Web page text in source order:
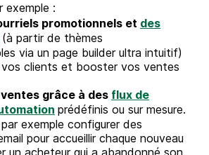
exemple :
promotionnels et des
(à partir de thèmes
via un page builder ultra intuitif)
vos clients et booster vos ventes
grâce à des flux de
prédéfinis ou sur mesure.
exemple configurer des
pour accueillir chaque nouveau
un acheteur qui a abandonné son